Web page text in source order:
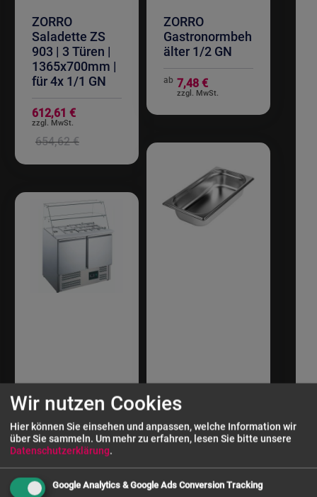
ZORRO
Saladette ZS
903 | 3 Türen |
1365x700mm |
für 4x 1/1 GN
612,61 €
654,62 €
ZORRO
Saladette ZS
900 G | 2 Türen
| Glasaufsatz |
ZORRO
Gastronormbeh
älter 1/2 GN
ab 7,48 €
ZORRO
Gastronormbeh
älter 1/3 GN
Wir nutzen Cookies
Hier können Sie einsehen und anpassen, welche Information wir
über Sie sammeln. Um mehr zu erfahren, lesen Sie bitte unsere
Datenschutzerklärung.
Google Analytics & Google Ads Conversion Tracking